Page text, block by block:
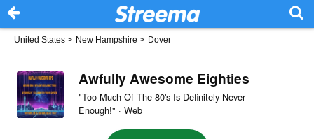
United States > New Hampshire > Dover
Awfully Awesome Eighties
"Too Much Of The 80's Is Definitely Never
Enough!" · Web